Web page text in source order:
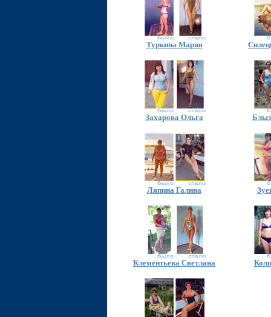
Туркина Мария
Захарова Ольга
Ляпина Галина
Клементьева Светлана